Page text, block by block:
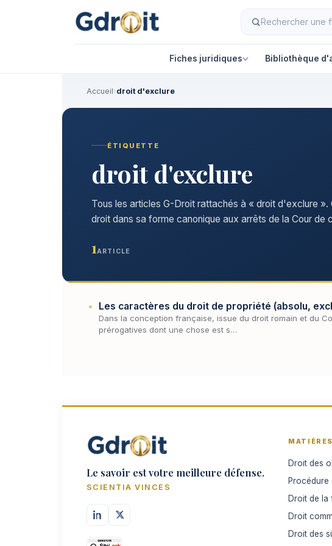
Fiches juridiques Bibliothèque
Accueil›droit d'exclure
ÉTIQUETTE
droit d'exclure
Tous les articles G-Droit rattachés à « droit d'exclure
droit dans sa forme canonique aux arrêts de la Cour de
1 ARTICLE
Les caractères du droit de propriété (absolu,
Dans la conception française, issue du droit romain et du
prérogatives dont une chose est s…
Le savoir est votre meilleure défense.
SCIENTIA VINCES
Droit des
Procédure
Droit de la
Droit
Droit des